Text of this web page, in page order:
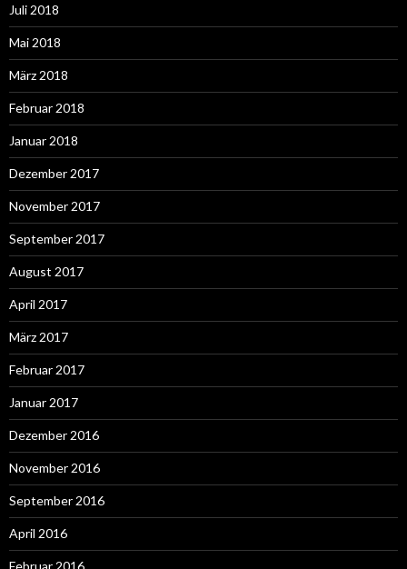
Juli 2018
Mai 2018
März 2018
Februar 2018
Januar 2018
Dezember 2017
November 2017
September 2017
August 2017
April 2017
März 2017
Februar 2017
Januar 2017
Dezember 2016
November 2016
September 2016
April 2016
Februar 2016